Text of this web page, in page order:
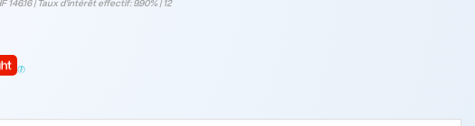
146.16 | Taux d‘intérêt effectif: 9.90% | 12